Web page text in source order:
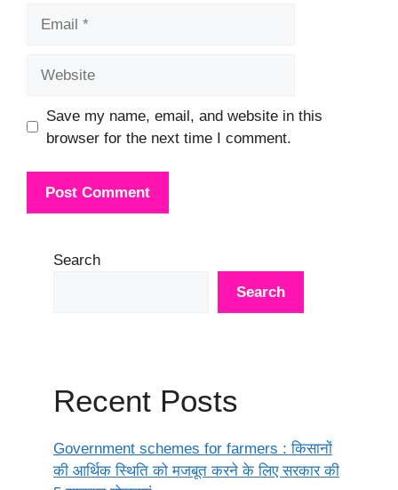
Save my name, email, and website in this
browser for the next time I comment.
Search
Search
Recent Posts
Government schemes for farmers : किसानों
की आर्थिक स्थिति को मजबूत करने के लिए सरकार की